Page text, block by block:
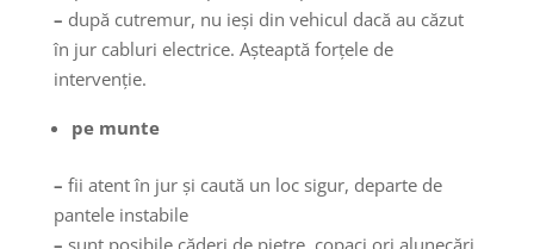
– după cutremur, nu ieşi din vehicul dacă au căzut
în jur cabluri electrice. Aşteaptă forţele de
intervenţie.
pe munte
– fii atent în jur şi caută un loc sigur, departe de
pantele instabile
– sunt posibile căderi de pietre, copaci ori alunecări